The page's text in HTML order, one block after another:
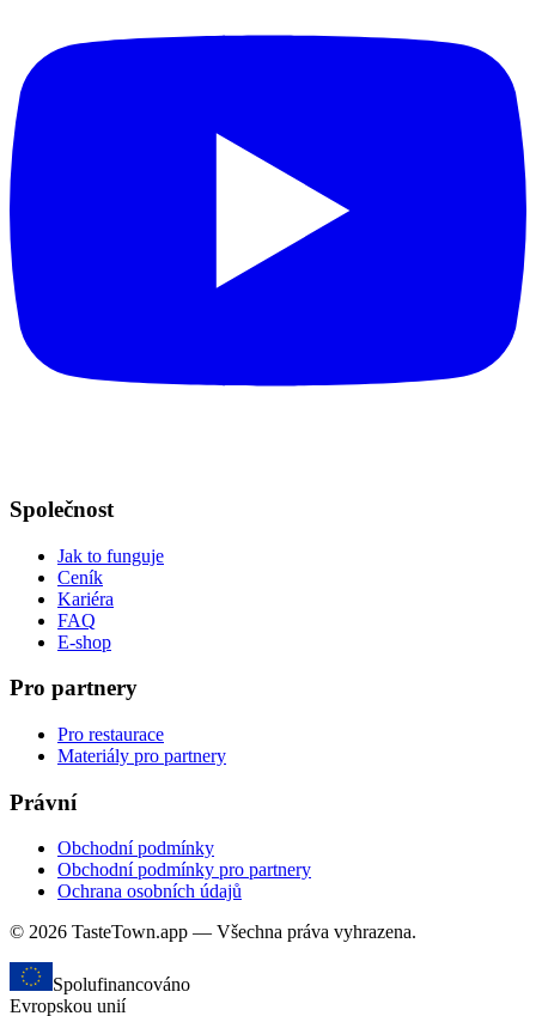
Společnost
Jak to funguje
Ceník
Kariéra
FAQ
E-shop
Pro partnery
Pro restaurace
Materiály pro partnery
Právní
Obchodní podmínky
Obchodní podmínky pro partnery
Ochrana osobních údajů
© 2026 TasteTown.app — Všechna práva vyhrazena.
Spolufinancováno
Evropskou unií